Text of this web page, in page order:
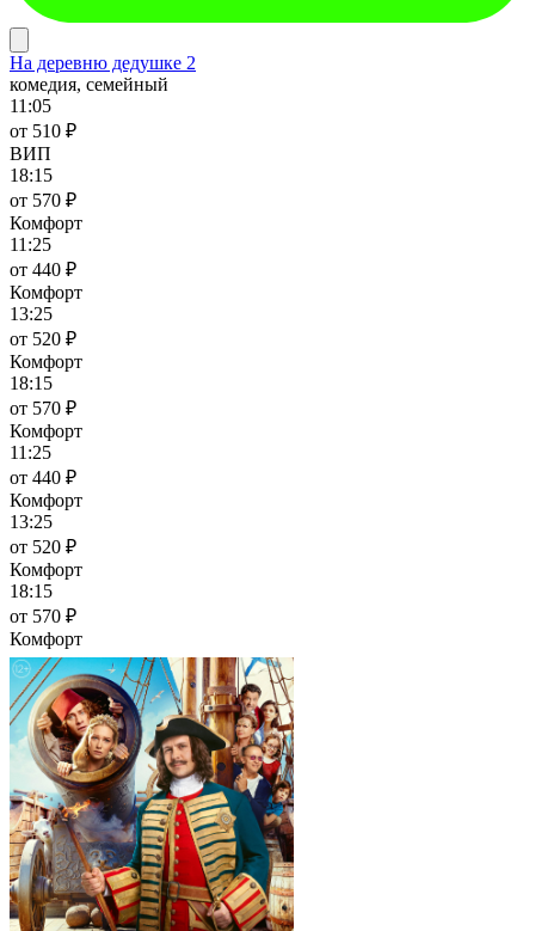
На деревню дедушке 2
комедия, семейный
11:05
от 510 ₽
ВИП
18:15
от 570 ₽
Комфорт
11:25
от 440 ₽
Комфорт
13:25
от 520 ₽
Комфорт
18:15
от 570 ₽
Комфорт
11:25
от 440 ₽
Комфорт
13:25
от 520 ₽
Комфорт
18:15
от 570 ₽
Комфорт